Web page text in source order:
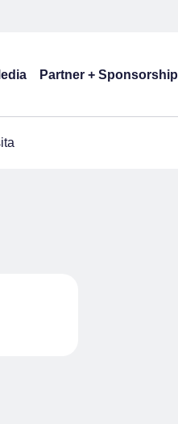
Partner + Sponsorship